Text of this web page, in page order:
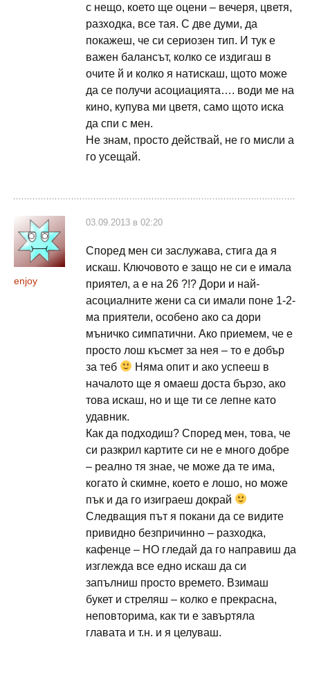
с нещо, което ще оцени – вечеря, цветя,
разходка, все тая. С две думи, да
покажеш, че си сериозен тип. И тук е
важен балансът, колко се издигаш в
очите й и колко я натискаш, щото може
да се получи асоциацията…. води ме на
кино, купува ми цветя, само щото иска
да спи с мен.
Не знам, просто действай, не го мисли а
го усещай.
enjoy
03.09.2013 в 02:20
Според мен си заслужава, стига да я
искаш. Ключовото е защо не си е имала
приятел, а е на 26 ?!? Дори и най-
асоциалните жени са си имали поне 1-2-
ма приятели, особено ако са дори
мъничко симпатични. Ако приемем, че е
просто лош късмет за нея – то е добър
за теб
Няма опит и ако успееш в
началото ще я омаеш доста бързо, ако
това искаш, но и ще ти се лепне като
удавник.
Как да подходиш? Според мен, това, че
си разкрил картите си не е много добре
– реално тя знае, че може да те има,
когато ѝ скимне, което е лошо, но може
пък и да го изиграеш докрай
Следващия път я покани да се видите
привидно безпричинно – разходка,
кафенце – НО гледай да го направиш да
изглежда все едно искаш да си
запълниш просто времето. Взимаш
букет и стреляш – колко е прекрасна,
неповторима, как ти е завъртяла
главата и т.н. и я целуваш.